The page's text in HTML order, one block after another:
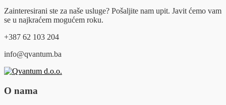
Zainteresirani ste za naše usluge? Pošaljite nam upit. Javit ćemo vam
se u najkraćem mogućem roku.
+387 62 103 204
info@qvantum.ba
O nama